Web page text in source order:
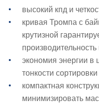
высокий кпд и
кривая Тромпа с
крутизной
экономия энергии в
тонкости
компактная
минимизировать